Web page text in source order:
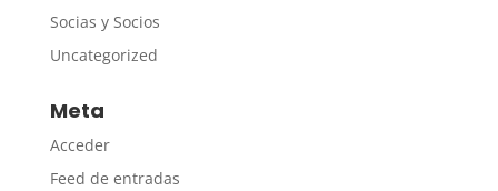
Socias y Socios
Uncategorized
Meta
Acceder
Feed de entradas